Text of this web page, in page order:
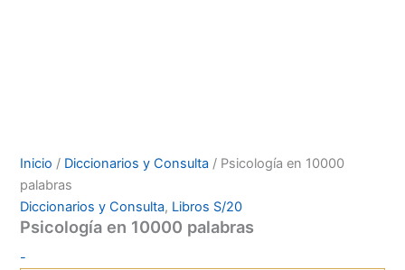
Inicio / Diccionarios y Consulta / Psicología en 10000
palabras
Diccionarios y Consulta, Libros S/20
Psicología en 10000 palabras
-